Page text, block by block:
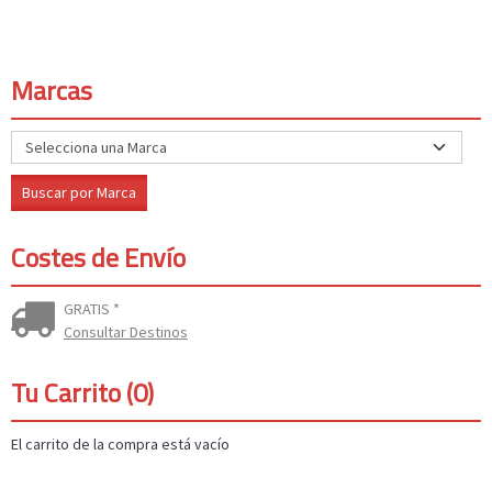
Marcas
Costes de Envío
GRATIS *
Consultar Destinos
Tu Carrito (0)
El carrito de la compra está vacío